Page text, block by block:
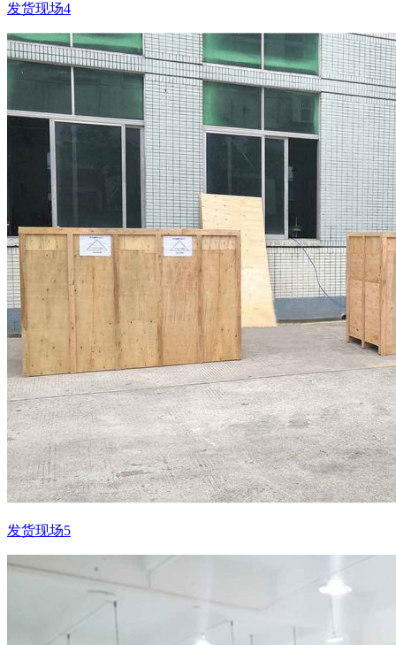
发货现场4
发货现场5